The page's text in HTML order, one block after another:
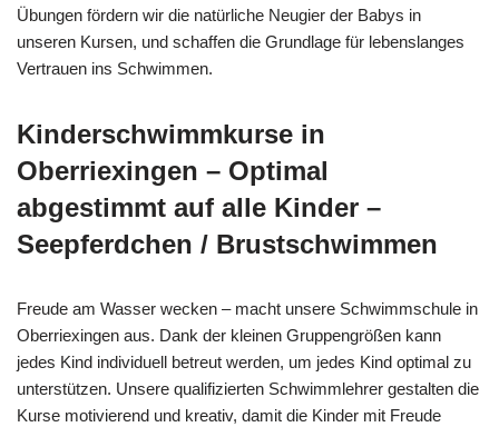
Übungen fördern wir die natürliche Neugier der Babys in
unseren Kursen, und schaffen die Grundlage für lebenslanges
Vertrauen ins Schwimmen.
Kinderschwimmkurse in
Oberriexingen – Optimal
abgestimmt auf alle Kinder –
Seepferdchen / Brustschwimmen
Freude am Wasser wecken – macht unsere Schwimmschule in
Oberriexingen aus. Dank der kleinen Gruppengrößen kann
jedes Kind individuell betreut werden, um jedes Kind optimal zu
unterstützen. Unsere qualifizierten Schwimmlehrer gestalten die
Kurse motivierend und kreativ, damit die Kinder mit Freude